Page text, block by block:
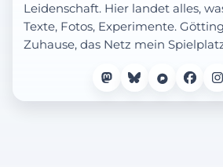
Leidenschaft. Hier landet alles,
Texte, Fotos, Experimente.
Zuhause, das Netz mein